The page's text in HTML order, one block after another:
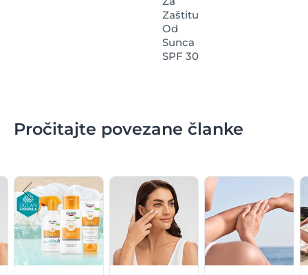
Zaštitu
Od
Sunca
SPF 30
Pročitajte povezane članke